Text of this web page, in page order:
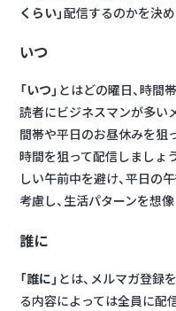
くらい」配信するのかを決め
いつ
「いつ」 とはどの曜日、時間
読者にビジネスマンが多い
間帯や平日のお昼休みを狙
時間を狙って配信しましょ
しい午前中を避け、平日の
考慮し、生活パターンを想
誰に
「誰に」 とは、メルマガ登録
る内容によっては全員に配